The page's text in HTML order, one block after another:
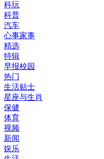
科玩
科普
汽车
心事家事
精选
特辑
早报校园
热门
生活贴士
星座与生肖
保健
体育
视频
新闻
娱乐